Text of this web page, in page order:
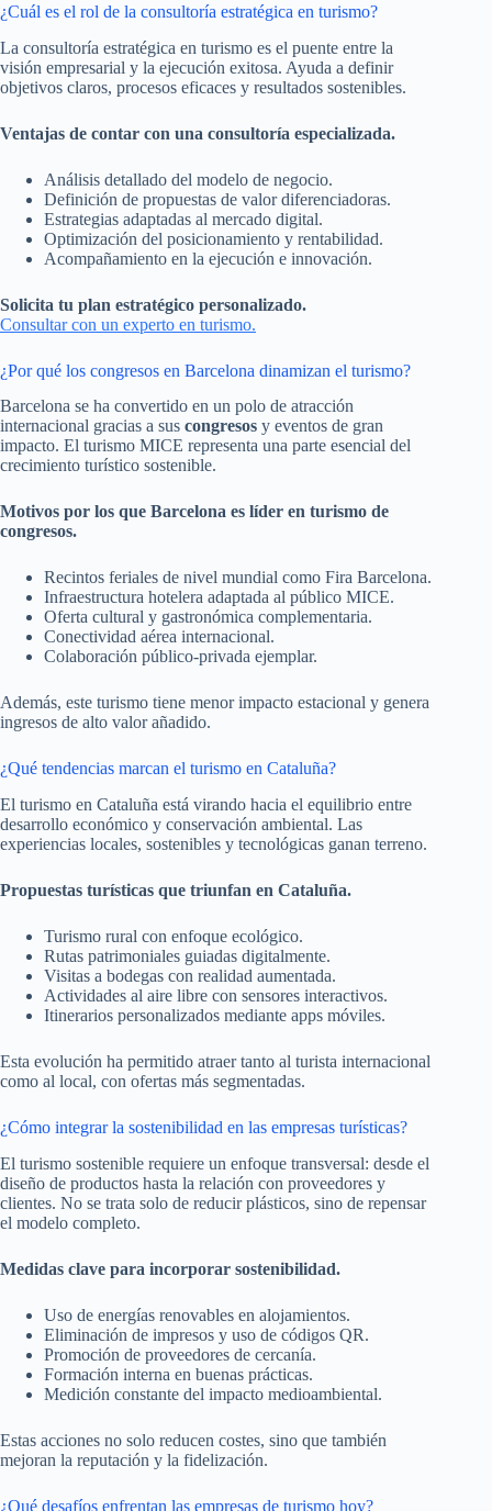
¿Cuál es el rol de la consultoría estratégica en turismo?
La consultoría estratégica en turismo es el puente entre la
visión empresarial y la ejecución exitosa. Ayuda a definir
objetivos claros, procesos eficaces y resultados sostenibles.
Ventajas de contar con una consultoría especializada.
Análisis detallado del modelo de negocio.
Definición de propuestas de valor diferenciadoras.
Estrategias adaptadas al mercado digital.
Optimización del posicionamiento y rentabilidad.
Acompañamiento en la ejecución e innovación.
Solicita tu plan estratégico personalizado.
Consultar con un experto en turismo.
¿Por qué los congresos en Barcelona dinamizan el turismo?
Barcelona se ha convertido en un polo de atracción
internacional gracias a sus congresos y eventos de gran
impacto. El turismo MICE representa una parte esencial del
crecimiento turístico sostenible.
Motivos por los que Barcelona es líder en turismo de
congresos.
Recintos feriales de nivel mundial como Fira Barcelona.
Infraestructura hotelera adaptada al público MICE.
Oferta cultural y gastronómica complementaria.
Conectividad aérea internacional.
Colaboración público-privada ejemplar.
Además, este turismo tiene menor impacto estacional y genera
ingresos de alto valor añadido.
¿Qué tendencias marcan el turismo en Cataluña?
El turismo en Cataluña está virando hacia el equilibrio entre
desarrollo económico y conservación ambiental. Las
experiencias locales, sostenibles y tecnológicas ganan terreno.
Propuestas turísticas que triunfan en Cataluña.
Turismo rural con enfoque ecológico.
Rutas patrimoniales guiadas digitalmente.
Visitas a bodegas con realidad aumentada.
Actividades al aire libre con sensores interactivos.
Itinerarios personalizados mediante apps móviles.
Esta evolución ha permitido atraer tanto al turista internacional
como al local, con ofertas más segmentadas.
¿Cómo integrar la sostenibilidad en las empresas turísticas?
El turismo sostenible requiere un enfoque transversal: desde el
diseño de productos hasta la relación con proveedores y
clientes. No se trata solo de reducir plásticos, sino de repensar
el modelo completo.
Medidas clave para incorporar sostenibilidad.
Uso de energías renovables en alojamientos.
Eliminación de impresos y uso de códigos QR.
Promoción de proveedores de cercanía.
Formación interna en buenas prácticas.
Medición constante del impacto medioambiental.
Estas acciones no solo reducen costes, sino que también
mejoran la reputación y la fidelización.
¿Qué desafíos enfrentan las empresas de turismo hoy?